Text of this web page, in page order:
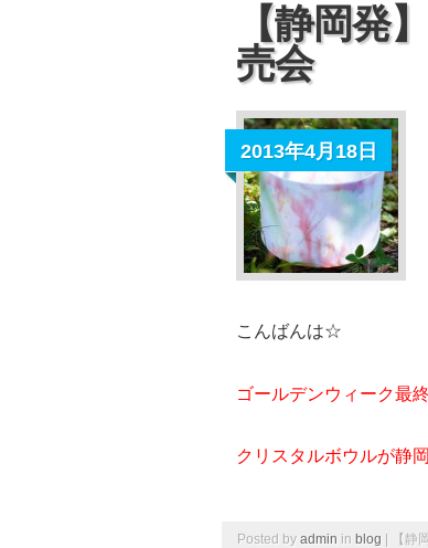
【静岡発
売会
2013年4月18日
こんばんは☆
ゴールデンウィーク最
クリスタルボウルが静
Posted by admin in blog | 【静